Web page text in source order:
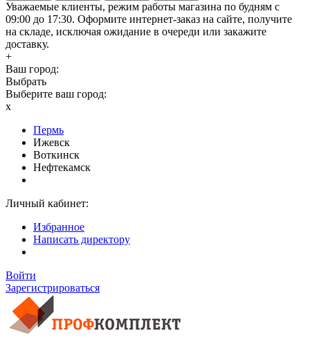
Уважаемые клиенты, режим работы магазина по будням с
09:00 до 17:30. Оформите интернет-заказ на сайте, получите
на складе, исключая ожидание в очереди или закажите
доставку.
+
Ваш город:
Выбрать
Выберите ваш город:
x
Пермь
Ижевск
Воткинск
Нефтекамск
Личный кабинет:
Избранное
Написать директору
Войти
Зарегистрироваться